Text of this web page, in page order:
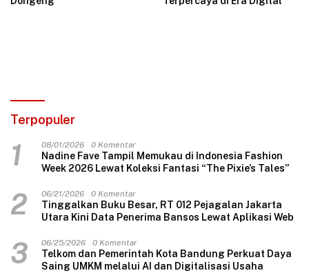
Terpopuler
1 08/01/2026 0 Komentar
Nadine Fave Tampil Memukau di Indonesia Fashion
Week 2026 Lewat Koleksi Fantasi “The Pixie’s Tales”
2 06/21/2026 0 Komentar
Tinggalkan Buku Besar, RT 012 Pejagalan Jakarta
Utara Kini Data Penerima Bansos Lewat Aplikasi Web
3 06/25/2026 0 Komentar
Telkom dan Pemerintah Kota Bandung Perkuat Daya
Saing UMKM melalui AI dan Digitalisasi Usaha